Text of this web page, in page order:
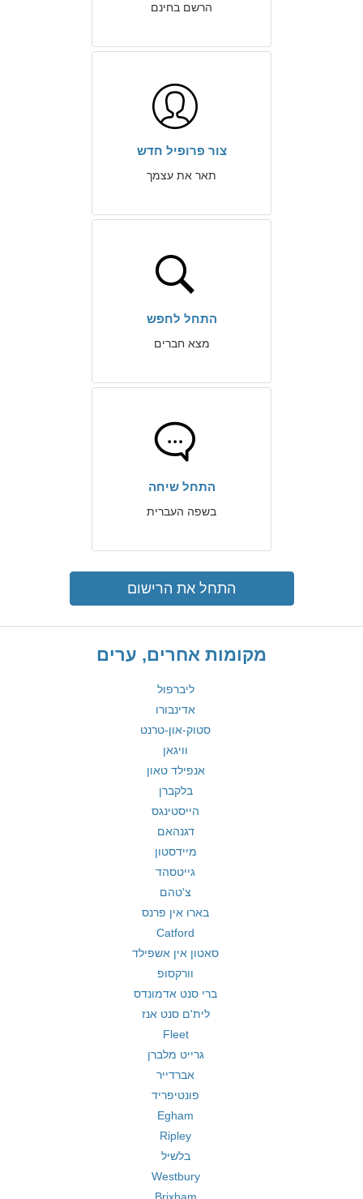
הרשם בחינם
צור פרופיל חדש
תאר את עצמך
התחל לחפש
מצא חברים
התחל שיחה
בשפה העברית
התחל את הרישום
מקומות אחרים, ערים
ליברפול
אדינבורו
סטוק-און-טרנט
וויגאן
אנפילד טאון
בלקברן
הייסטינגס
דגנהאם
מיידסטון
גייטסהד
צ'טהם
בארו אין פרנס
Catford
סאטון אין אשפילד
וורקסופ
ברי סנט אדמונדס
לית'ם סנט אנז
Fleet
גרייט מלברן
אברדייר
פונטיפריד
Egham
Ripley
בלשיל
Westbury